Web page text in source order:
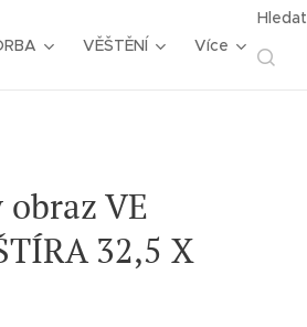
VĚŠTĚNÍ Více
Hledat
VE
32,5 X